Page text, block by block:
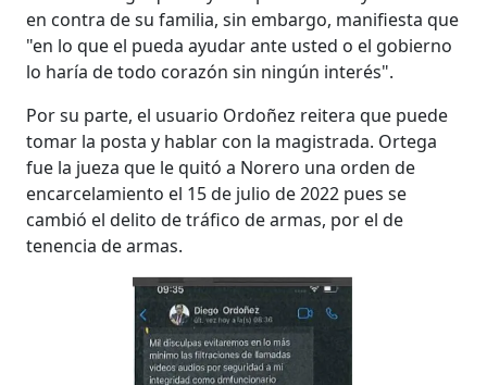
en contra de su familia, sin embargo, manifiesta que
"en lo que el pueda ayudar ante usted o el gobierno
lo haría de todo corazón sin ningún interés".
Por su parte, el usuario Ordoñez reitera que puede
tomar la posta y hablar con la magistrada. Ortega
fue la jueza que le quitó a Norero una orden de
encarcelamiento el 15 de julio de 2022 pues se
cambió el delito de tráfico de armas, por el de
tenencia de armas.